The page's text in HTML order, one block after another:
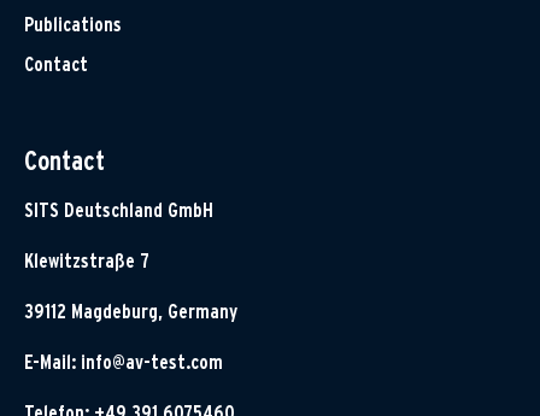
Publications
Contact
Contact
SITS Deutschland GmbH
Klewitzstraße 7
39112 Magdeburg, Germany
E-Mail: info@av-test.com